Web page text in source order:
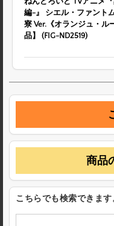
編-』 シエル・ファント
寮 Ver.《オランジュ・ル
品】 (FIG-ND2519)
商品
こちらでも検索できます